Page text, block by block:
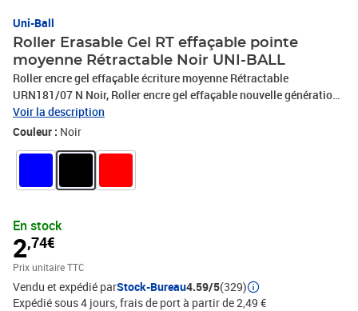
Uni-Ball
Roller Erasable Gel RT effaçable pointe
moyenne Rétractable Noir UNI-BALL
Roller encre gel effaçable écriture moyenne Rétractable
URN181/07 N Noir, Roller encre gel effaçable nouvelle génération,
rétractable, Encre thermosensible : s'efface sous l'effet de la
friction, Écriture encore plus dense, lignes plus nettes et plus
confort pour une écriture sans fatigue, Pointe en acier inoxydable,
Voir la description
Couleur : Noir
En stock
2,74€
Prix unitaire TTC
Vendu et expédié parStock-Bureau4.59/5(329)
Expédié sous 4 jours, frais de port à partir de 2,49 €